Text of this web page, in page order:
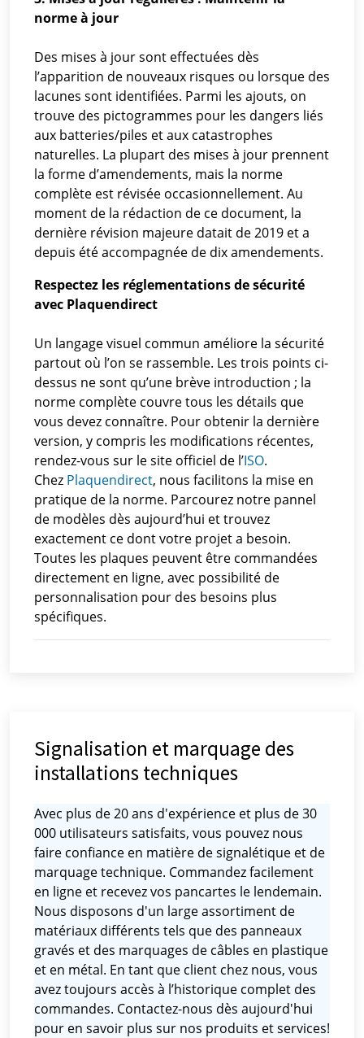
norme à jour
Des mises à jour sont effectuées dès
l’apparition de nouveaux risques ou lorsque des
lacunes sont identifiées. Parmi les ajouts, on
trouve des pictogrammes pour les dangers liés
aux batteries/piles et aux catastrophes
naturelles. La plupart des mises à jour prennent
la forme d’amendements, mais la norme
complète est révisée occasionnellement. Au
moment de la rédaction de ce document, la
dernière révision majeure datait de 2019 et a
depuis été accompagnée de dix amendements.
Respectez les réglementations de sécurité
avec Plaquendirect
Un langage visuel commun améliore la sécurité
partout où l’on se rassemble. Les trois points ci-
dessus ne sont qu’une brève introduction ; la
norme complète couvre tous les détails que
vous devez connaître. Pour obtenir la dernière
version, y compris les modifications récentes,
rendez-vous sur le site officiel de l’ISO.
Chez Plaquendirect, nous facilitons la mise en
pratique de la norme. Parcourez notre pannel
de modèles dès aujourd’hui et trouvez
exactement ce dont votre projet a besoin.
Toutes les plaques peuvent être commandées
directement en ligne, avec possibilité de
personnalisation pour des besoins plus
spécifiques.
Signalisation et marquage des
installations techniques
Avec plus de 20 ans d'expérience et plus de 30
000 utilisateurs satisfaits, vous pouvez nous
faire confiance en matière de signalétique et de
marquage technique. Commandez facilement
en ligne et recevez vos pancartes le lendemain.
Nous disposons d'un large assortiment de
matériaux différents tels que des panneaux
gravés et des marquages ​​de câbles en plastique
et en métal. En tant que client chez nous, vous
avez toujours accès à l’historique complet des
commandes. Contactez-nous dès aujourd'hui
pour en savoir plus sur nos produits et services!